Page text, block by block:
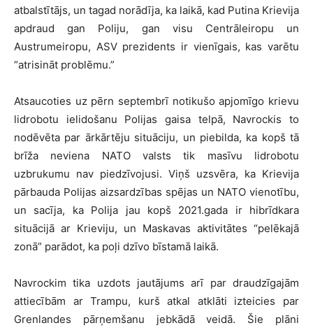
atbalstītājs, un tagad norādīja, ka laikā, kad Putina Krievija
apdraud gan Poliju, gan visu Centrāleiropu un
Austrumeiropu, ASV prezidents ir vienīgais, kas varētu
“atrisināt problēmu.”
Atsaucoties uz pērn septembrī notikušo apjomīgo krievu
lidrobotu ielidošanu Polijas gaisa telpā, Navrockis to
nodēvēta par ārkārtēju situāciju, un piebilda, ka kopš tā
brīža neviena NATO valsts tik masīvu lidrobotu
uzbrukumu nav piedzīvojusi. Viņš uzsvēra, ka Krievija
pārbauda Polijas aizsardzības spējas un NATO vienotību,
un sacīja, ka Polija jau kopš 2021.gada ir hibrīdkara
situācijā ar Krieviju, un Maskavas aktivitātes “pelēkajā
zonā” parādot, ka poļi dzīvo bīstamā laikā.
Navrockim tika uzdots jautājums arī par draudzīgajām
attiecībām ar Trampu, kurš atkal atklāti izteicies par
Grenlandes pārņemšanu jebkādā veidā. Šie plāni